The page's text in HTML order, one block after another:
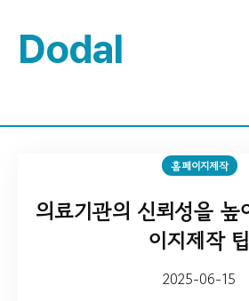
Dodal
홈페이지제작
의료기관의 신뢰성을 높
이지제작 팁
2025-06-15